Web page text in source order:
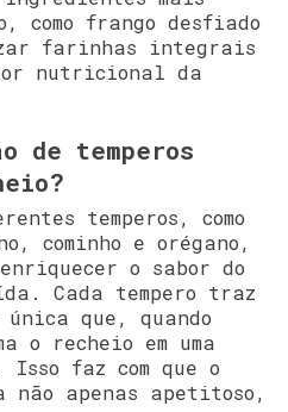
como frango desfiado
farinhas integrais
nutricional da
de temperos
temperos, como
cominho e orégano,
o sabor do
Cada tempero traz
única que, quando
o recheio em uma
Isso faz com que o
apenas apetitoso,